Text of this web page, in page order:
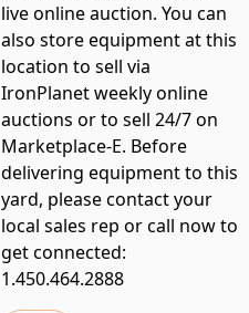
live online auction. You can
also store equipment at this
location to sell via
IronPlanet weekly online
auctions or to sell 24/7 on
Marketplace-E. Before
delivering equipment to this
yard, please contact your
local sales rep or call now to
get connected:
1.450.464.2888